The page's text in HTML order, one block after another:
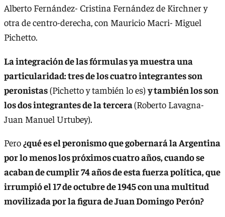
Alberto Fernández- Cristina Fernández de Kirchner y
otra de centro-derecha, con Mauricio Macri- Miguel
Pichetto.
La integración de las fórmulas ya muestra una
particularidad: tres de los cuatro integrantes son
peronistas(Pichetto y también lo es)y también los son
los dos integrantes de la tercera(Roberto Lavagna-
Juan Manuel Urtubey).
Pero¿qué es el peronismo que gobernará la Argentina
por lo menos los próximos cuatro años, cuando se
acaban de cumplir 74 años de esta fuerza política, que
irrumpió el 17 de octubre de 1945 con una multitud
movilizada por la figura de Juan Domingo Perón?